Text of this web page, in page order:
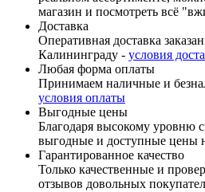
магазин и посмотреть всё
Доставка
Оперативная доставка
Калининграду - условия
Любая форма оплаты
Принимаем наличные и
условия оплаты
Выгодные цены
Благодаря высокому уровню
выгодные и доступные цены
Гарантированное качество
Только качественные и
отзывов довольных